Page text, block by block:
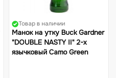
Товар в наличии
Манок на утку Buck Gardner
"DOUBLE NASTY II" 2-х
язычковый Camo Green